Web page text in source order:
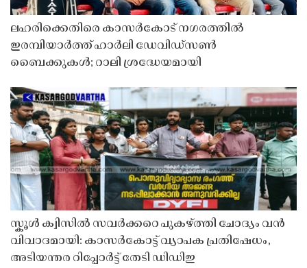
ലഹരിക്കെതിരെ കാസർകോട് നഗരത്തിൽ
ഇരമ്പിയാർത്ത് ഹാർലി ഡേവിഡ്‌സൺ
ബൈക്കുകൾ; റാലി ശ്രദ്ധേയമായി
സ്കൂൾ ക്വിസിൽ സവർക്കറെ പുകഴ്ത്തി ചോദ്യം വൻ
വിവാദമായി: കാസർകോട്ട് വ്യാപക പ്രതിഷേധം,
അടിയന്തര റിപ്പോർട്ട് തേടി ഡിഡിഇ